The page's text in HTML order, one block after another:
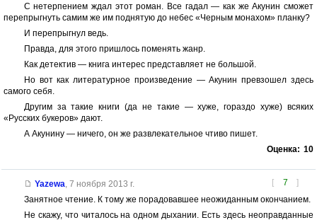
С нетерпением ждал этот роман. Все гадал — как же Акунин сможет
перепрыгнуть самим же им поднятую до небес «Черным монахом» планку?
И перепрыгнул ведь.
Правда, для этого пришлось поменять жанр.
Как детектив — книга интерес представляет не большой.
Но вот как литературное произведение — Акунин превзошел здесь
самого себя.
Другим за такие книги (да не такие — хуже, гораздо хуже) всяких
«Русских букеров» дают.
А Акунину — ничего, он же развлекательное чтиво пишет.
Оценка: 10
[ 7 ]
Yazewa 7 ноября 2013 г.
Занятное чтение. К тому же порадовавшее неожиданным окончанием.
Не скажу, что читалось на одном дыхании. Есть здесь неоправданные